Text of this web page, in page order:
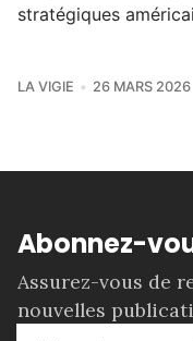
stratégiques
LA VIGIE 26 MARS 2026
Abonnez-
Assurez-vous de
nouvelles